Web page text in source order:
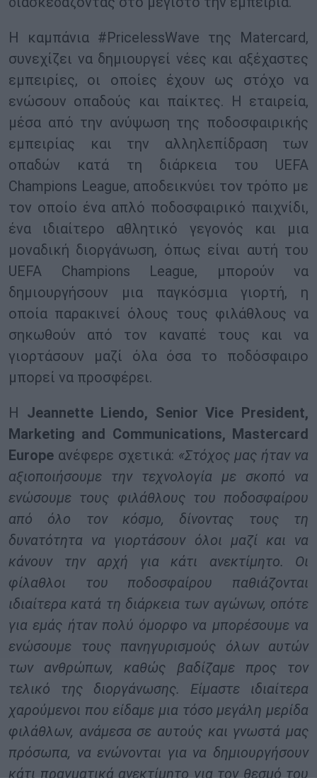
Η καμπάνια #PricelessWave της Matercard,
συνεχίζει να δημιουργεί νέες και αξέχαστες
εμπειρίες, οι οποίες έχουν ως στόχο να
ενώσουν οπαδούς και παίκτες. Η εταιρεία,
μέσα από την ανύψωση της ποδοσφαιρικής
εμπειρίας και την αλληλεπίδραση των
οπαδών κατά τη διάρκεια του UEFA
Champions League, αποδεικνύει τον τρόπο με
τον οποίο ένα απλό ποδοσφαιρικό παιχνίδι,
ένα ιδιαίτερο αθλητικό γεγονός και μια
μοναδική διοργάνωση, όπως είναι αυτή του
UEFA Champions League, μπορούν να
δημιουργήσουν μια παγκόσμια γιορτή, η
οποία παρακινεί όλους τους φιλάθλους να
σηκωθούν από τον καναπέ τους και να
γιορτάσουν μαζί όλα όσα το ποδόσφαιρο
μπορεί να προσφέρει.
Η Jeannette Liendo, Senior Vice President,
Marketing and Communications, Mastercard
Europe ανέφερε σχετικά: «Στόχος μας ήταν να
αξιοποιήσουμε την τεχνολογία με σκοπό να
ενώσουμε τους φιλάθλους του ποδοσφαίρου
από όλο τον κόσμο, δίνοντας τους τη
δυνατότητα να γιορτάσουν όλοι μαζί και να
κάνουν την αρχή για κάτι ανεκτίμητο. Οι
φίλαθλοι του ποδοσφαίρου παθιάζονται
ιδιαίτερα κατά τη διάρκεια των αγώνων, οπότε
για εμάς ήταν πολύ όμορφο να μπορέσουμε να
ενώσουμε τους πανηγυρισμούς όλων αυτών
των ανθρώπων, καθώς βαδίζαμε προς τον
τελικό της διοργάνωσης. Είμαστε ιδιαίτερα
χαρούμενοι που είδαμε μια τόσο μεγάλη μερίδα
φιλάθλων, ανάμεσα σε αυτούς και γνωστά μας
πρόσωπα, να ενώνονται για να δημιουργήσουν
κάτι πραγματικά ανεκτίμητο για τον θεσμό του